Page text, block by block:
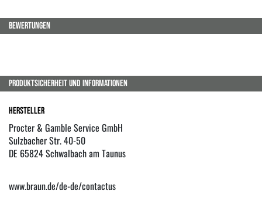
BEWERTUNGEN
PRODUKTSICHERHEIT UND INFORMATIONEN
Hersteller
Procter & Gamble Service GmbH
Sulzbacher Str. 40-50
DE 65824 Schwalbach am Taunus
www.braun.de/de-de/contactus